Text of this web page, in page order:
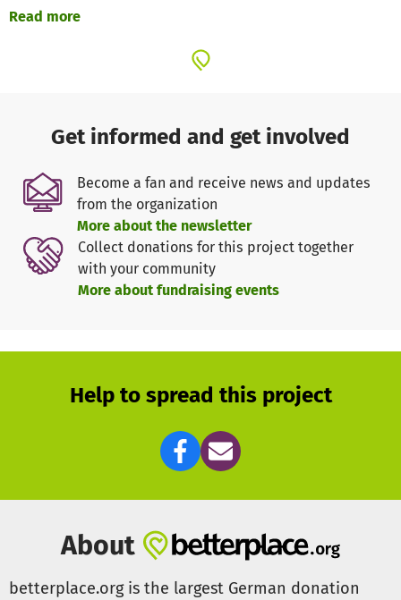
Teilnehmer, wie in anderen Selbsthilfegruppen auch, aus.
Vielzahl von Übungen. Teilnehmer können
sowie ihr Verhalten im Alltag zu verbessern.
Alle Unterstützer*Innen von IfGL arbeiten ehrenamtlich.
Das Angebot ist für die Teilnehmer kostenlos.
Mit Ihren Spenden unterstützen Sie den weiteren Ausbau
der ABCs in Deutschland. Für eine einmalige Spende von
50 € kann zum Beispiel ein Café einmal stattfinden. Mit
einer Spende von 600 € ist ein Café in vielleicht Ihrer
Read more
Get informed and get involved
Become a fan and receive news and updates
from the organization
More about the newsletter
Collect donations for this project together
with your community
More about fundraising events
Help to spread this project
About
betterplace.org is the largest German donation